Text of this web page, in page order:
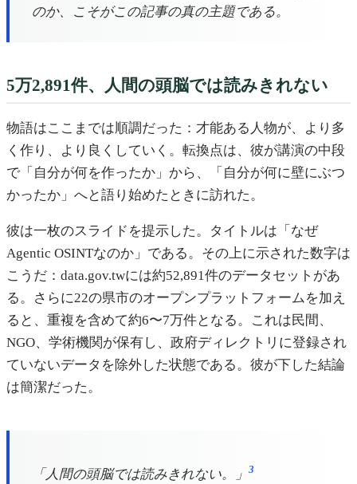
のか、こそがこの記事の真の主題である。
5万2,891件、人間の頭脳では読みきれない
物語はここまでは順調だった：才能ある人物が、より多
く作り、より良くしていく。転換点は、彼が講演の中段
で「自分が何を作ったか」から、「自分が何に壁にぶつ
かったか」へと語り始めたときに訪れた。
彼は一枚のスライドを提示した。タイトルは「なぜ
Agentic OSINTなのか」である。その上に示された数字は
こうだ：data.gov.twには約52,891件のデータセットがあ
る。さらに22の県市のオープンプラットフォームを加え
ると、重複を含めて約6〜7万件となる。これは民間、
NGO、学術機関が保有し、政府ディレクトリに登録され
ていないデータを除外した状態である。彼が下した結論
は簡潔だった。
「人間の頭脳では読みきれない。」 3